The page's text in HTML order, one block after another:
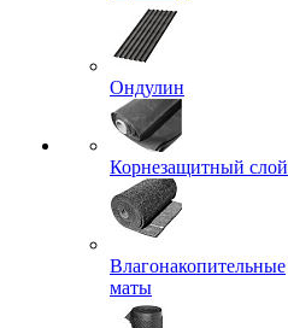
Ондулин
Корнезащитный слой
Влагонакопительные
маты